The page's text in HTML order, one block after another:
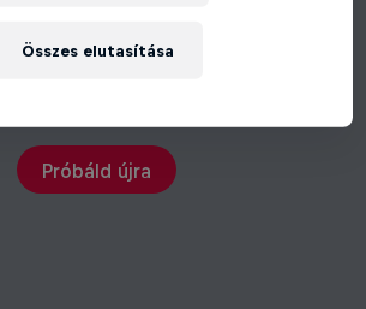
Próbáld újra
Összes elutasítása